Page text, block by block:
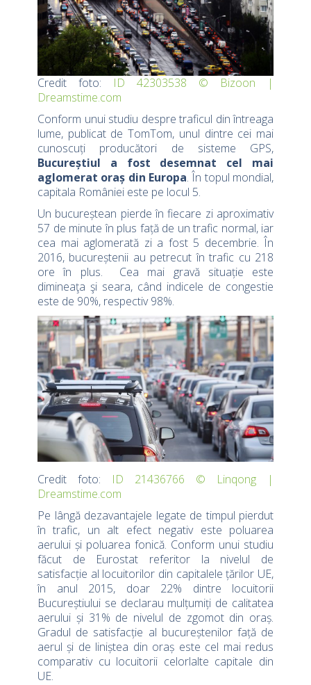
Credit foto: ID 42303538 © Bizoon |
Dreamstime.com
Conform unui studiu despre traficul din întreaga
lume, publicat de TomTom, unul dintre cei mai
cunoscuți producători de sisteme GPS,
Bucureștiul a fost desemnat cel mai
aglomerat oraș din Europa. În topul mondial,
capitala României este pe locul 5.
Un bucureștean pierde în fiecare zi aproximativ
57 de minute în plus față de un trafic normal, iar
cea mai aglomerată zi a fost 5 decembrie. În
2016, bucureștenii au petrecut în trafic cu 218
ore în plus. Cea mai gravă situație este
dimineaţa şi seara, când indicele de congestie
este de 90%, respectiv 98%.
Credit foto: ID 21436766 © Linqong |
Dreamstime.com
Pe lângă dezavantajele legate de timpul pierdut
în trafic, un alt efect negativ este poluarea
aerului și poluarea fonică. Conform unui studiu
făcut de Eurostat referitor la nivelul de
satisfacție al locuitorilor din capitalele țărilor UE,
în anul 2015, doar 22% dintre locuitorii
Bucureștiului se declarau mulțumiți de calitatea
aerului și 31% de nivelul de zgomot din oraș.
Gradul de satisfacție al bucureștenilor față de
aerul și de liniștea din oraș este cel mai redus
comparativ cu locuitorii celorlalte capitale din
UE.